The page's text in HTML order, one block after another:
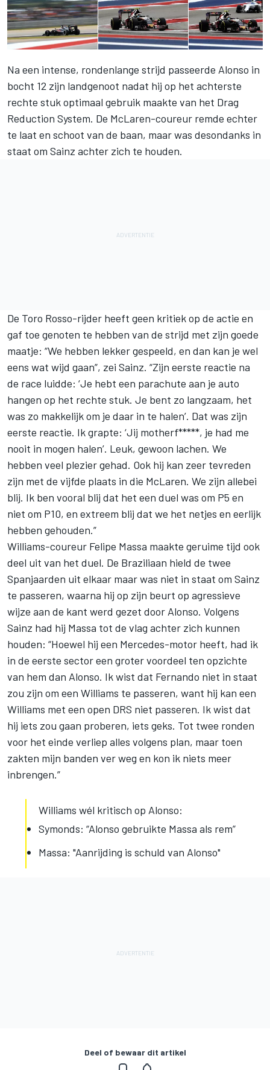
Na een intense, rondenlange strijd passeerde Alonso in
bocht 12 zijn landgenoot nadat hij op het achterste
rechte stuk optimaal gebruik maakte van het Drag
Reduction System. De McLaren-coureur remde echter
te laat en schoot van de baan, maar was desondanks in
staat om Sainz achter zich te houden.
De Toro Rosso-rijder heeft geen kritiek op de actie en
gaf toe genoten te hebben van de strijd met zijn goede
maatje: “We hebben lekker gespeeld, en dan kan je wel
eens wat wijd gaan”, zei Sainz. “Zijn eerste reactie na
de race luidde: ‘Je hebt een parachute aan je auto
hangen op het rechte stuk. Je bent zo langzaam, het
was zo makkelijk om je daar in te halen’. Dat was zijn
eerste reactie. Ik grapte: ‘Jij motherf*****, je had me
nooit in mogen halen’. Leuk, gewoon lachen. We
hebben veel plezier gehad. Ook hij kan zeer tevreden
zijn met de vijfde plaats in die McLaren. We zijn allebei
blij. Ik ben vooral blij dat het een duel was om P5 en
niet om P10, en extreem blij dat we het netjes en eerlijk
hebben gehouden.”
Williams-coureur Felipe Massa maakte geruime tijd ook
deel uit van het duel. De Braziliaan hield de twee
Spanjaarden uit elkaar maar was niet in staat om Sainz
te passeren, waarna hij op zijn beurt op agressieve
wijze aan de kant werd gezet door Alonso. Volgens
Sainz had hij Massa tot de vlag achter zich kunnen
houden: “Hoewel hij een Mercedes-motor heeft, had ik
in de eerste sector een groter voordeel ten opzichte
van hem dan Alonso. Ik wist dat Fernando niet in staat
zou zijn om een Williams te passeren, want hij kan een
Williams met een open DRS niet passeren. Ik wist dat
hij iets zou gaan proberen, iets geks. Tot twee ronden
voor het einde verliep alles volgens plan, maar toen
zakten mijn banden ver weg en kon ik niets meer
inbrengen.”
Williams wél kritisch op Alonso:
Symonds: “Alonso gebruikte Massa als rem”
Massa: "Aanrijding is schuld van Alonso"
Deel of bewaar dit artikel